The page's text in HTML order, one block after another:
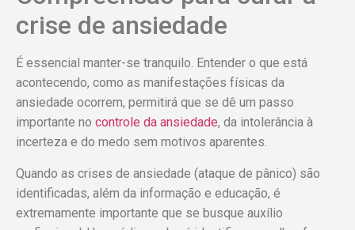
crise de ansiedade
É essencial manter-se tranquilo. Entender o que está
acontecendo, como as manifestações físicas da
ansiedade ocorrem, permitirá que se dê um passo
importante no controle da ansiedade, da intolerância à
incerteza e do medo sem motivos aparentes.
Quando as crises de ansiedade (ataque de pânico) são
identificadas, além da informação e educação, é
extremamente importante que se busque auxílio